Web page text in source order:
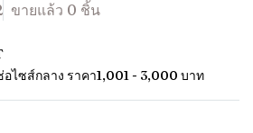
ขายแล้ว 0 ชิ้น
อไซส์กลาง ราคา1,001 - 3,000 บาท